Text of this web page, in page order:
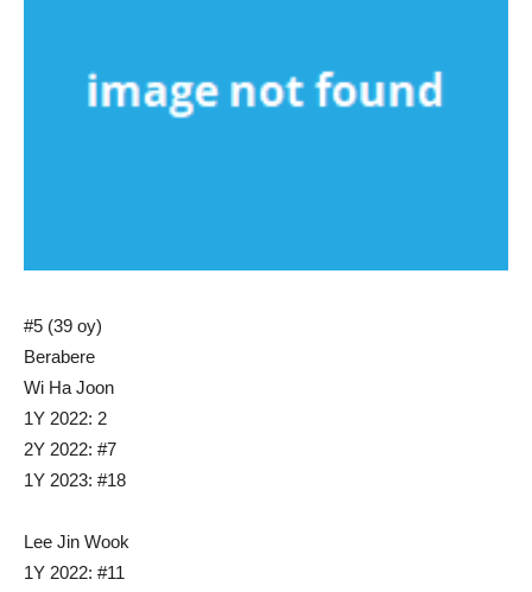
#5 (39 oy)
Berabere
Wi Ha Joon
1Y 2022: 2
2Y 2022: #7
1Y 2023: #18
Lee Jin Wook
1Y 2022: #11